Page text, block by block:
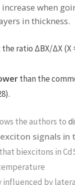
when
in thickness.
ratio ΔBX/ΔX
than the
the authors to
signals in
biexcitons in
influenced by